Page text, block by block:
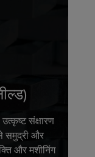
संक्षारण
समुद्री और
और मशीनिंग